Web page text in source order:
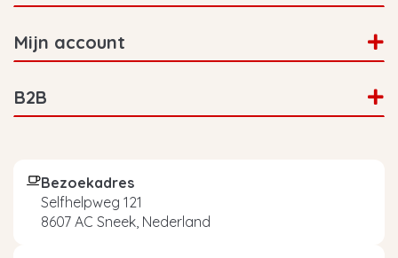
Mijn account
B2B
Bezoekadres
Selfhelpweg 121
8607 AC Sneek, Nederland